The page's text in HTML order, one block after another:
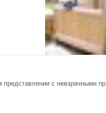
с невзрачными пр